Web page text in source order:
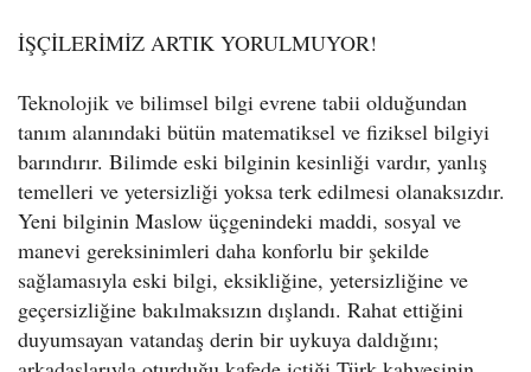
İŞÇİLERİMİZ ARTIK YORULMUYOR!
Teknolojik ve bilimsel bilgi evrene tabii olduğundan
tanım alanındaki bütün matematiksel ve fiziksel bilgiyi
barındırır. Bilimde eski bilginin kesinliği vardır, yanlış
temelleri ve yetersizliği yoksa terk edilmesi olanaksızdır.
Yeni bilginin Maslow üçgenindeki maddi, sosyal ve
manevi gereksinimleri daha konforlu bir şekilde
sağlamasıyla eski bilgi, eksikliğine, yetersizliğine ve
geçersizliğine bakılmaksızın dışlandı. Rahat ettiğini
duyumsayan vatandaş derin bir uykuya daldığını;